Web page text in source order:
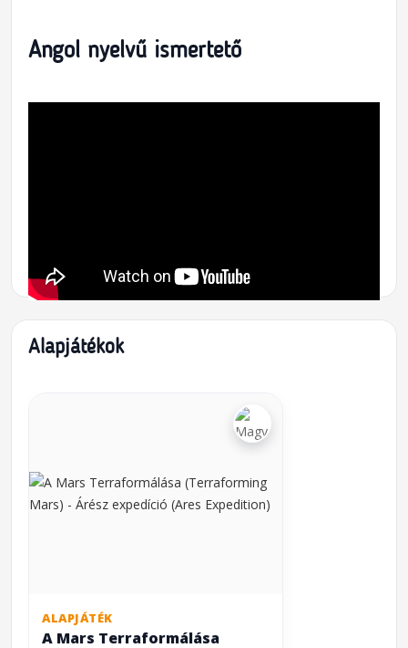
Angol nyelvű ismertető
Alapjátékok
ALAPJÁTÉK
A Mars Terraformálása